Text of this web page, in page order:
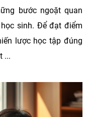
bước ngoặt quan
sinh. Để đạt điểm
lược học tập đúng
...